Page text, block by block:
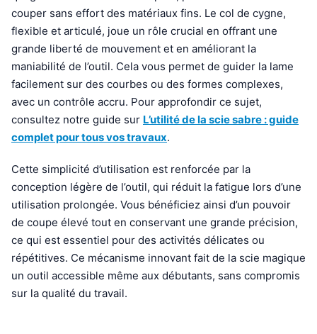
couper sans effort des matériaux fins. Le col de cygne,
flexible et articulé, joue un rôle crucial en offrant une
grande liberté de mouvement et en améliorant la
maniabilité de l’outil. Cela vous permet de guider la lame
facilement sur des courbes ou des formes complexes,
avec un contrôle accru. Pour approfondir ce sujet,
consultez notre guide sur L’utilité de la scie sabre : guide
complet pour tous vos travaux.
Cette simplicité d’utilisation est renforcée par la
conception légère de l’outil, qui réduit la fatigue lors d’une
utilisation prolongée. Vous bénéficiez ainsi d’un pouvoir
de coupe élevé tout en conservant une grande précision,
ce qui est essentiel pour des activités délicates ou
répétitives. Ce mécanisme innovant fait de la scie magique
un outil accessible même aux débutants, sans compromis
sur la qualité du travail.